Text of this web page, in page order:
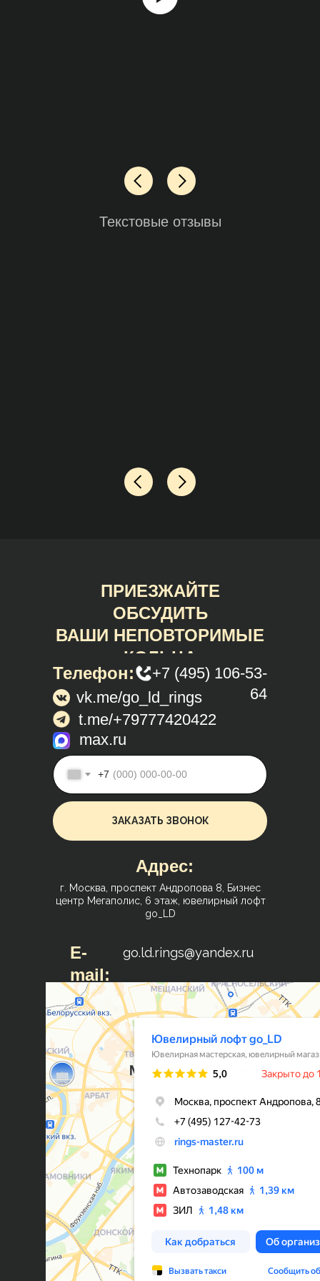
Текстовые отзывы
ПРИЕЗЖАЙТЕ
ОБСУДИТЬ
ВАШИ НЕПОВТОРИМЫЕ
КОЛЬЦА
Телефон:
+7 (495) 106-53-
64
vk.me/go_ld_rings
Адрес:
г. Москва, проспект Андропова 8, Бизнес
центр Мегаполис, 6 этаж, ювелирный лофт
go_LD
E-
mail:
go.ld.rings@yandex.ru
t.me/+79777420422
max.ru
+7
ЗАКАЗАТЬ ЗВОНОК